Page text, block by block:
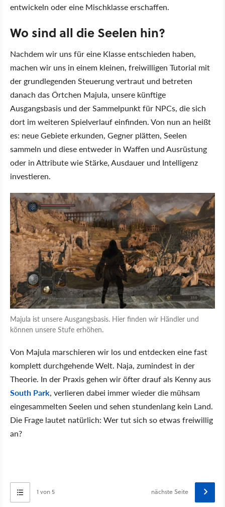
entwickeln oder eine Mischklasse erschaffen.
Wo sind all die Seelen hin?
Nachdem wir uns für eine Klasse entschieden haben,
machen wir uns in einem kleinen, freiwilligen Tutorial mit
der grundlegenden Steuerung vertraut und betreten
danach das Örtchen Majula, unsere künftige
Ausgangsbasis und der Sammelpunkt für NPCs, die sich
dort im weiteren Spielverlauf einfinden. Von nun an heißt
es: neue Gebiete erkunden, Gegner plätten, Seelen
sammeln und diese entweder in Waffen und Ausrüstung
oder in Attribute wie Stärke, Ausdauer und Intelligenz
investieren.
Majula ist unsere Ausgangsbasis. Hier finden wir Händler und
können unsere Stufe erhöhen.
Von Majula marschieren wir los und entdecken eine fast
komplett durchgehende Welt. Naja, zumindest in der
Theorie. In der Praxis gehen wir öfter drauf als Kenny aus
South Park, verlieren dabei immer wieder die mühsam
eingesammelten Seelen und sehen stundenlang kein Land.
Die Frage lautet natürlich: Wer tut sich so etwas freiwillig
an?
1 von 5 nächste Seite